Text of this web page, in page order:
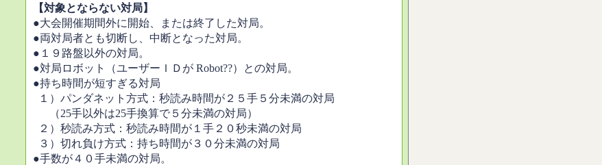
【対象とならない対局】
●大会開催期間外に開始、または終了した対局。
●両対局者とも切断し、中断となった対局。
●１９路盤以外の対局。
●対局ロボット（ユーザーＩＤが Robot??）との対局。
●持ち時間が短すぎる対局
１）パンダネット方式：秒読み時間が２５手５分未満の対局
（25手以外は25手換算で５分未満の対局）
２）秒読み方式：秒読み時間が１手２０秒未満の対局
３）切れ負け方式：持ち時間が３０分未満の対局
●手数が４０手未満の対局。